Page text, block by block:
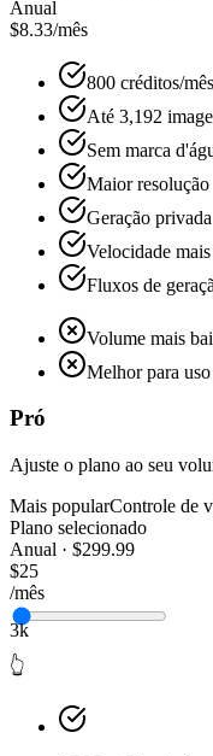
Anual
$8.33/mês
800 créditos/mês
Até 3,192
Sem marca
Maior resolução
Geração privada
Velocidade
Fluxos de
Volume mais
Melhor para
Pró
Ajuste o plano ao seu
Mais popularControle de
Plano selecionado
Anual · $299.99
$25
/mês
3k
👆